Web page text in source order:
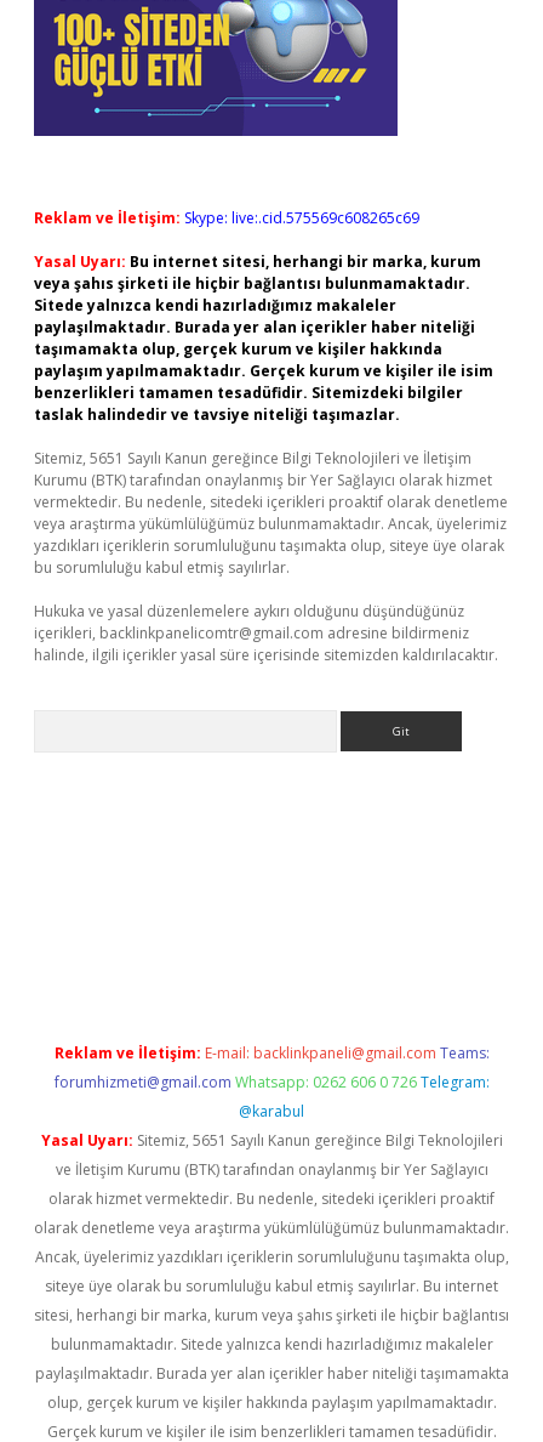
Reklam ve İletişim: Skype: live:.cid.575569c608265c69
Yasal Uyarı: Bu internet sitesi, herhangi bir marka, kurum
veya şahıs şirketi ile hiçbir bağlantısı bulunmamaktadır.
Sitede yalnızca kendi hazırladığımız makaleler
paylaşılmaktadır. Burada yer alan içerikler haber niteliği
taşımamakta olup, gerçek kurum ve kişiler hakkında
paylaşım yapılmamaktadır. Gerçek kurum ve kişiler ile isim
benzerlikleri tamamen tesadüfidir. Sitemizdeki bilgiler
taslak halindedir ve tavsiye niteliği taşımazlar.
Sitemiz, 5651 Sayılı Kanun gereğince Bilgi Teknolojileri ve İletişim
Kurumu (BTK) tarafından onaylanmış bir Yer Sağlayıcı olarak hizmet
vermektedir. Bu nedenle, sitedeki içerikleri proaktif olarak denetleme
veya araştırma yükümlülüğümüz bulunmamaktadır. Ancak, üyelerimiz
yazdıkları içeriklerin sorumluluğunu taşımakta olup, siteye üye olarak
bu sorumluluğu kabul etmiş sayılırlar.
Hukuka ve yasal düzenlemelere aykırı olduğunu düşündüğünüz
içerikleri, backlinkpanelicomtr@gmail.com adresine bildirmeniz
halinde, ilgili içerikler yasal süre içerisinde sitemizden kaldırılacaktır.
Reklam ve İletişim: E-mail: backlinkpaneli@gmail.com Teams:
forumhizmeti@gmail.com Whatsapp: 0262 606 0 726 Telegram:
@karabul
Yasal Uyarı: Sitemiz, 5651 Sayılı Kanun gereğince Bilgi Teknolojileri
ve İletişim Kurumu (BTK) tarafından onaylanmış bir Yer Sağlayıcı
olarak hizmet vermektedir. Bu nedenle, sitedeki içerikleri proaktif
olarak denetleme veya araştırma yükümlülüğümüz bulunmamaktadır.
Ancak, üyelerimiz yazdıkları içeriklerin sorumluluğunu taşımakta olup,
siteye üye olarak bu sorumluluğu kabul etmiş sayılırlar. Bu internet
sitesi, herhangi bir marka, kurum veya şahıs şirketi ile hiçbir bağlantısı
bulunmamaktadır. Sitede yalnızca kendi hazırladığımız makaleler
paylaşılmaktadır. Burada yer alan içerikler haber niteliği taşımamakta
olup, gerçek kurum ve kişiler hakkında paylaşım yapılmamaktadır.
Gerçek kurum ve kişiler ile isim benzerlikleri tamamen tesadüfidir.